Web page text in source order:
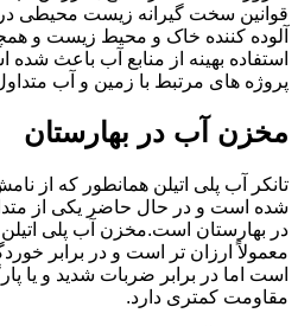
قوانین سخت گیرانه زیست محیطی
آلوده کننده خاک و محیط زیست و
استفاده بهینه از منابع آب باعث شده
پروژه های مرتبط با زمین و آب
مخزن آب در بهارستان
تانکر آب پلی اتیلن همانطور که از
شده است و در حال حاضر یکی از
در بهارستان است.مخزن آب پلی
معمولاً ارزان تر است و در برابر
است اما در برابر ضربات شدید و یا
مقاومت کمتری دارد.